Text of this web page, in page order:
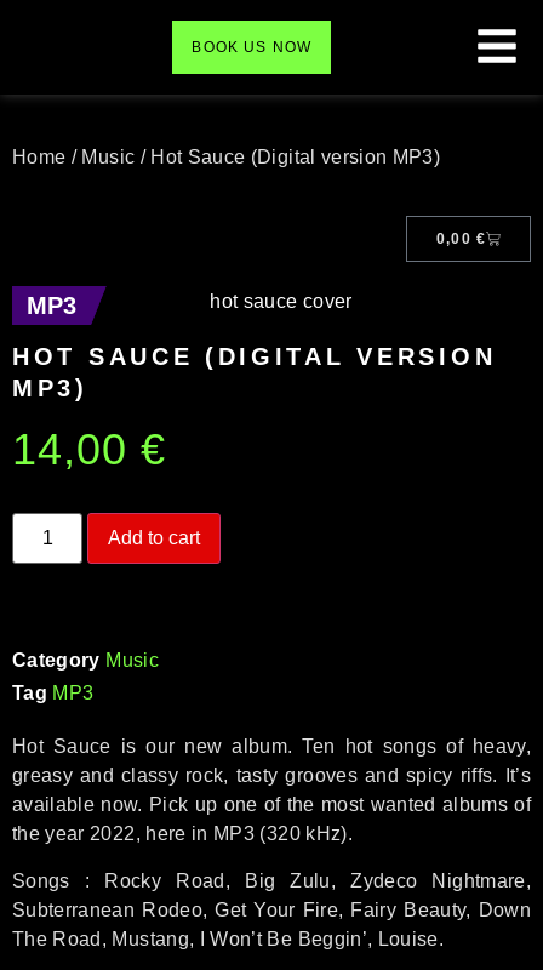
BOOK US NOW
Home / Music / Hot Sauce (Digital version MP3)
0,00 €
MP3
MP3
HOT SAUCE (DIGITAL VERSION
MP3)
14,00 €
Add to cart
Category Music
Tag MP3
Hot Sauce is our new album. Ten hot songs of heavy,
greasy and classy rock, tasty grooves and spicy riffs. It’s
available now. Pick up one of the most wanted albums of
the year 2022, here in MP3 (320 kHz).
Songs : Rocky Road, Big Zulu, Zydeco Nightmare,
Subterranean Rodeo, Get Your Fire, Fairy Beauty, Down
The Road, Mustang, I Won’t Be Beggin’, Louise.